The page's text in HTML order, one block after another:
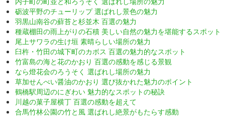
砺波平野のチューリップ 選ばれし景色の魅力
羽黒山南谷の蘚苔と杉並木 百選の魅力
種蔵棚田の雨上がりの石積 美しい自然の魅力を堪能するスポット
尾上サワラの生け垣 素晴らしい場所の魅力
臼杵・竹田の城下町のカボス 百選の魅力的なスポット
竹富島の海と花のかおり 百選の感動を感じる景観
なら燈花会のろうそく 選ばれし場所の魅力
草加せんべい醤油のかおり 選び抜かれた魅力のポイント
鶴橋駅周辺のにぎわい 魅力的なスポットの秘訣
川越の菓子屋横丁 百選の感動を超えて
合馬竹林公園の竹と風 選ばれし絶景がもたらす感動